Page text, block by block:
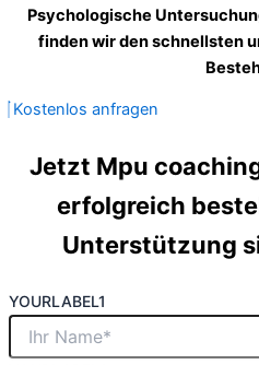
Psychologische
finden wir den schnellsten
Kostenlos anfragen
Jetzt Mpu
erfolgreich
Unterstützung
YOURLABEL1